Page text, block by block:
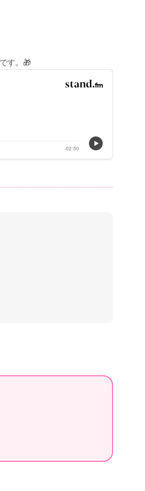
す。🎁